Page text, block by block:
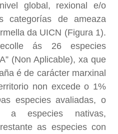
global, rexional e/o
categorías de ameaza
da UICN (Figura 1).
ás 26 especies
(Non Aplicable), xa que
é de carácter marxinal
non excede o 1%
especies avaliadas, o
a especies nativas,
as especies con